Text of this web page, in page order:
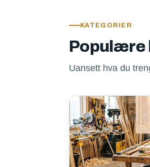
KATEGORIER
Populære
Uansett hva du